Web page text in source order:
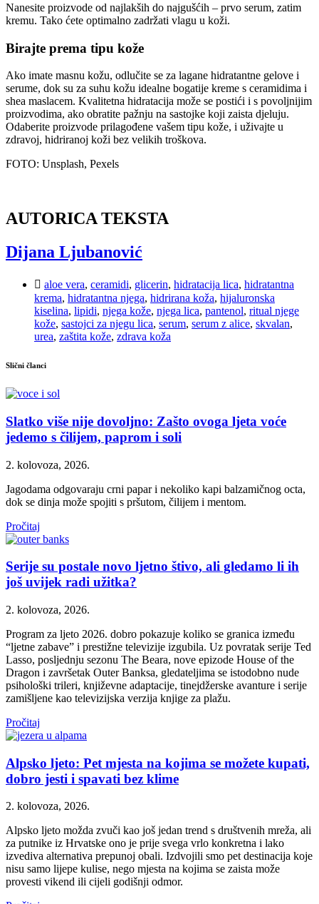
Nanesite proizvode od najlakših do najgušćih – prvo serum, zatim
kremu. Tako ćete optimalno zadržati vlagu u koži.
Birajte prema tipu kože
Ako imate masnu kožu, odlučite se za lagane hidratantne gelove i
serume, dok su za suhu kožu idealne bogatije kreme s ceramidima i
shea maslacem. Kvalitetna hidratacija može se postići i s povoljnijim
proizvodima, ako obratite pažnju na sastojke koji zaista djeluju.
Odaberite proizvode prilagođene vašem tipu kože, i uživajte u
zdravoj, hidriranoj koži bez velikih troškova.
FOTO: Unsplash, Pexels
AUTORICA TEKSTA
Dijana Ljubanović
aloe vera, ceramidi, glicerin, hidratacija lica, hidratantna
krema, hidratantna njega, hidrirana koža, hijaluronska
kiselina, lipidi, njega kože, njega lica, pantenol, ritual njege
kože, sastojci za njegu lica, serum, serum z alice, skvalan,
urea, zaštita kože, zdrava koža
Slični članci
Slatko više nije dovoljno: Zašto ovoga ljeta voće
jedemo s čilijem, paprom i soli
2. kolovoza, 2026.
Jagodama odgovaraju crni papar i nekoliko kapi balzamičnog octa,
dok se dinja može spojiti s pršutom, čilijem i mentom.
Pročitaj
Serije su postale novo ljetno štivo, ali gledamo li ih
još uvijek radi užitka?
2. kolovoza, 2026.
Program za ljeto 2026. dobro pokazuje koliko se granica između
“ljetne zabave” i prestižne televizije izgubila. Uz povratak serije Ted
Lasso, posljednju sezonu The Beara, nove epizode House of the
Dragon i završetak Outer Banksa, gledateljima se istodobno nude
psihološki trileri, književne adaptacije, tinejdžerske avanture i serije
zamišljene kao televizijska verzija knjige za plažu.
Pročitaj
Alpsko ljeto: Pet mjesta na kojima se možete kupati,
dobro jesti i spavati bez klime
2. kolovoza, 2026.
Alpsko ljeto možda zvuči kao još jedan trend s društvenih mreža, ali
za putnike iz Hrvatske ono je prije svega vrlo konkretna i lako
izvediva alternativa prepunoj obali. Izdvojili smo pet destinacija koje
nisu samo lijepe kulise, nego mjesta na kojima se zaista može
provesti vikend ili cijeli godišnji odmor.